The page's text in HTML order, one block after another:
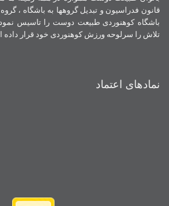
باشگاه کوهنوردی طبیعت دوست را تاسیس
تلاش را سرلوحه ورزش کوهنوردی خود قرار داده
نمادهای اعتماد